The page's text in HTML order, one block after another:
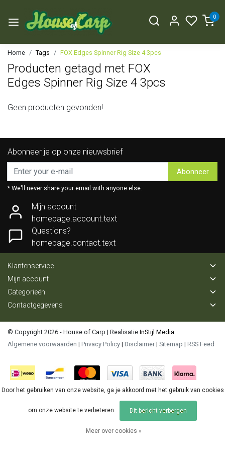
0
Home Tags FOX Edges Spinner Rig Size 4 3pcs
Producten getagd met FOX
Edges Spinner Rig Size 4 3pcs
Geen producten gevonden!
Abonneer je op onze nieuwsbrief
Abonneer
* We'll never share your email with anyone else.
Mijn account
homepage.account.text
Questions?
homepage.contact.text
Klantenservice
Mijn account
Categorieën
Contactgegevens
© Copyright 2026 - House of Carp | Realisatie InStijl Media
Algemene voorwaarden | Privacy Policy | Disclaimer | Sitemap | RSS Feed
Door het gebruiken van onze website, ga je akkoord met het gebruik van cookies
om onze website te verbeteren. Dit bericht verbergen
Meer over cookies »